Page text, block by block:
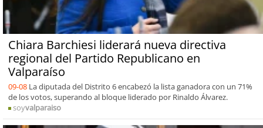
Chiara Barchiesi liderará nueva directiva
regional del Partido Republicano en
Valparaíso
09-08 La diputada del Distrito 6 encabezó la lista ganadora con un 71%
de los votos, superando al bloque liderado por Rinaldo Álvarez.
soyvalparaiso